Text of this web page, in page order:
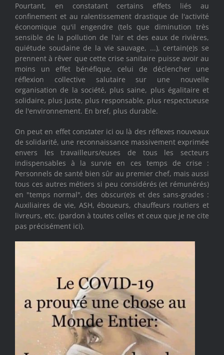
Pourtant, en constatant certains effets liés au
confinement et au ralentissement drastique de l'activité
économique qu'il engendre (tels que diminution très
sensible de la pollution de l'air et des eaux de rivières,
quiétude soudaine de la vie sauvage, ...), certain(e)s se
prennent à rêver que cette crise sanitaire puisse avoir au
moins un effet bénéfique, celui de déclencher une
réflexion collective salutaire sur une nouvelle
organisation de la société, plus saine, plus égalitaire et
solidaire, plus juste, plus responsable, plus respectueuse
de l'environnement. En bref, plus durable.
On peut en effet constater ici ou là des réflexes nouveaux
de solidarité, une reconnaissance massivement exprimée
envers les travailleurs/euses de tous les secteurs
indispensables à la survie en ces temps de crise :
Personnels de santé bien sûr au premier chef, mais aussi
tous ces autres métiers si peu considérés (et rémunérés)
en "temps normal", des obscur(e)s et des sans-grades :
Auxiliaires de vie, ASH, éboueurs, chauffeurs routiers et
livreurs, etc. (pardon à toutes celles et ceux que je ne cite
pas précisément ici).